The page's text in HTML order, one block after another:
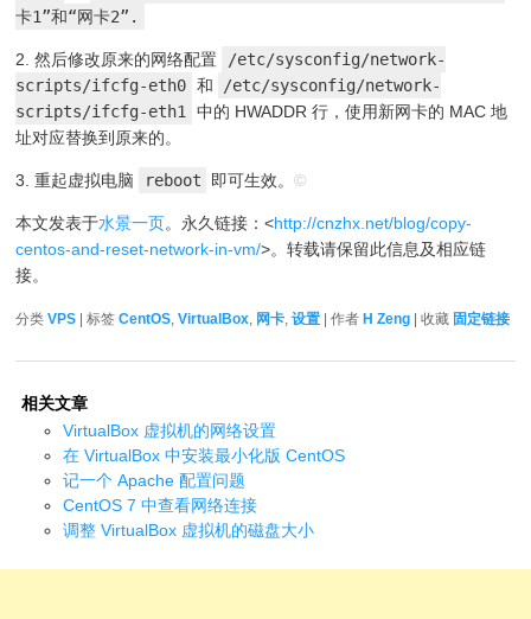
卡1”和“网卡2”.
2. 然后修改原来的网络配置
/etc/sysconfig/network-
scripts/ifcfg-eth0 和
/etc/sysconfig/network-
scripts/ifcfg-eth1
中的 HWADDR 行，使用新网卡的 MAC 地
址对应替换到原来的。
3. 重起虚拟电脑 reboot 即可生效。 ©
本文发表于水景一页。永久链接：<http://cnzhx.net/blog/copy-
centos-and-reset-network-in-vm/>。转载请保留此信息及相应链
接。
分类VPS | 标签CentOS,VirtualBox, 网卡,设置 | 作者 H Zeng | 收藏 固定链接
相关文章
VirtualBox 虚拟机的网络设置
在 VirtualBox 中安装最小化版 CentOS
记一个 Apache 配置问题
CentOS 7 中查看网络连接
调整 VirtualBox 虚拟机的磁盘大小